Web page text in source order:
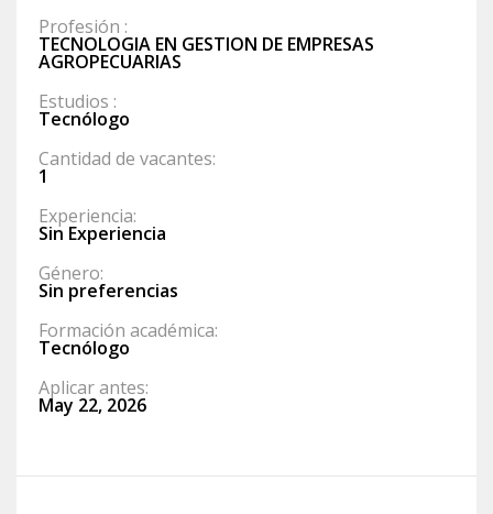
Profesión :
TECNOLOGIA EN GESTION DE EMPRESAS
AGROPECUARIAS
Estudios :
Tecnólogo
Cantidad de vacantes:
1
Experiencia:
Sin Experiencia
Género:
Sin preferencias
Formación académica:
Tecnólogo
Aplicar antes:
May 22, 2026